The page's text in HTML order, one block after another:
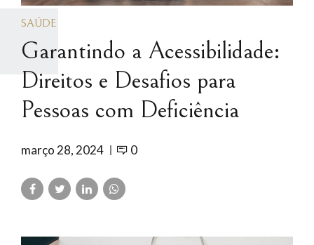
SAÚDE
Garantindo a Acessibilidade:
Direitos e Desafios para
Pessoas com Deficiência
março 28, 2024 0